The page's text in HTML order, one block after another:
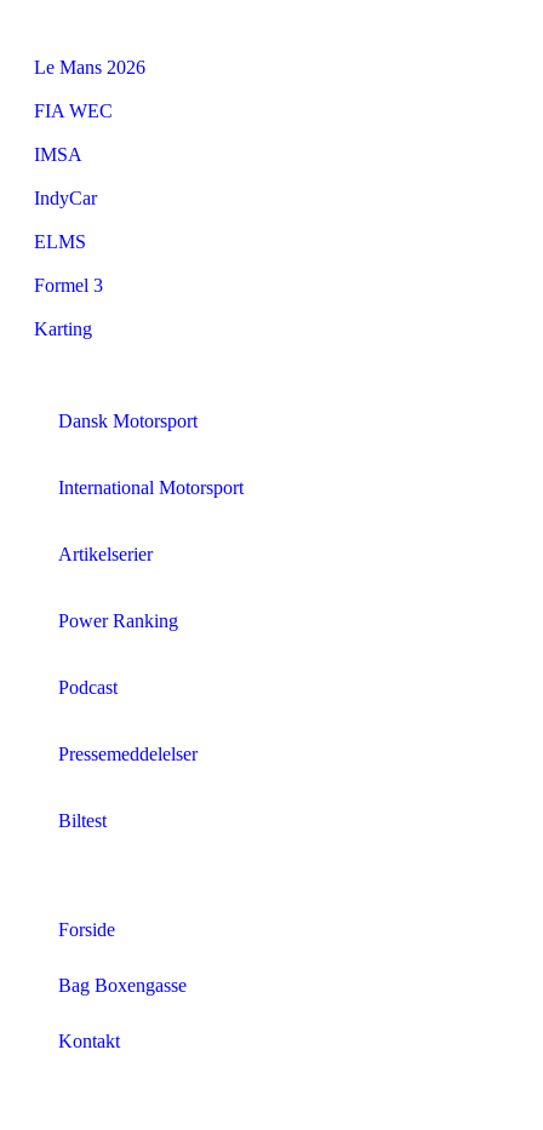
Le Mans 2026
FIA WEC
IMSA
IndyCar
ELMS
Formel 3
Karting
Dansk Motorsport
International Motorsport
Artikelserier
Power Ranking
Podcast
Pressemeddelelser
Biltest
Forside
Bag Boxengasse
Kontakt